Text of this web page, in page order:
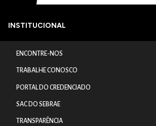
INSTITUCIONAL
ENCONTRE-NOS
TRABALHE CONOSCO
PORTAL DO CREDENCIADO
SAC DO SEBRAE
TRANSPARÊNCIA